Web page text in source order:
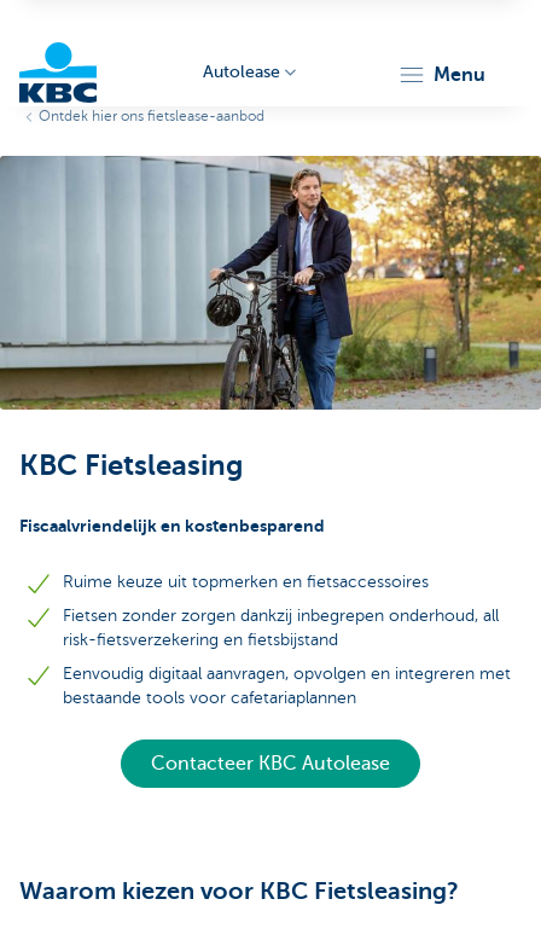
Corporate
Autolease menu
Ontdek hier ons fietslease-aanbod
KBC Fietsleasing
Fiscaalvriendelijk en kostenbesparend
Ruime keuze uit topmerken en fietsaccessoires
Fietsen zonder zorgen dankzij inbegrepen onderhoud, all
risk-fietsverzekering en fietsbijstand
Eenvoudig digitaal aanvragen, opvolgen en integreren met
bestaande tools voor cafetariaplannen
Contacteer KBC Autolease
Waarom kiezen voor KBC Fietsleasing?